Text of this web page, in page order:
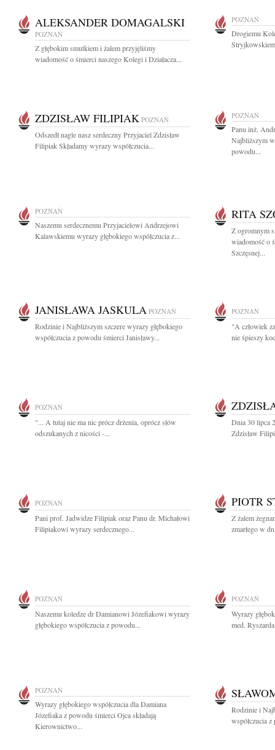
ALEKSANDER DOMAGALSKI
POZNAŃ
Z głębokim smutkiem i żalem przyjęliśmy
wiadomość o śmierci naszego Kolegi i Działacza...
POZNAŃ
Drogiemu
ZDZISŁAW FILIPIAK POZNAŃ
Odszedł nagle nasz serdeczny Przyjaciel Zdzisław
Filipiak Składamy wyrazy współczucia...
POZNAŃ
Panu inż.
Najbliższym
powodu...
POZNAŃ
Naszemu serdecznemu Przyjacielowi Andrzejowi
Kalawskiemu wyrazy głębokiego współczucia z...
RITA
Z ogromnym
wiadomość o
Szczęsnej...
JANISŁAWA JASKULA POZNAŃ
Rodzinie i Najbliższym szczere wyrazy głębokiego
współczucia z powodu śmierci Janisławy...
POZNAŃ
"A człowiek
nie śpieszy
POZNAŃ
"... A tutaj nie ma nic prócz drżenia, oprócz słów
odszukanych z nicości -...
Dnia 30 lipca
Zdzisław
POZNAŃ
Pani prof. Jadwidze Filipiak oraz Panu dr. Michałowi
Filipiakowi wyrazy serdecznego...
PIOTR
Z żalem
zmarłego w
POZNAŃ
Naszemu koledze dr Damianowi Józefiakowi wyrazy
głębokiego współczucia z powodu...
POZNAŃ
Wyrazy
med.
POZNAŃ
Wyrazy głębokiego współczucia dla Damiana
Józefiaka z powodu śmierci Ojca składają
Kierownictwo...
Rodzinie i
współczucia